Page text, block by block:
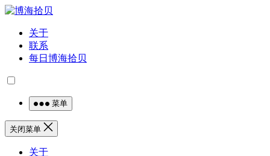
关于
联系
每日博海拾贝
菜单
关闭菜单
关于